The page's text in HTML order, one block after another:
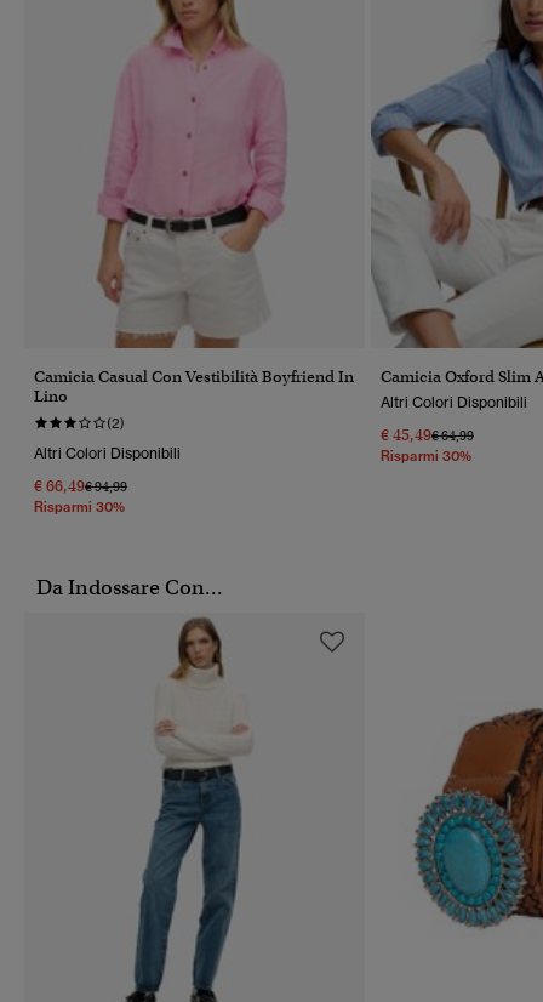
Camicia Casual Con Vestibilità Boyfriend In
Lino
(2)
Altri Colori Disponibili
€ 66,49Prezzo Ridotto Da
€ 94,99A
Risparmi 30%
Camicia Oxford Slim
Altri Colori Disponibili
€ 45,49Prezzo Ridotto Da
€ 64,99A
Risparmi 30%
Da Indossare Con...